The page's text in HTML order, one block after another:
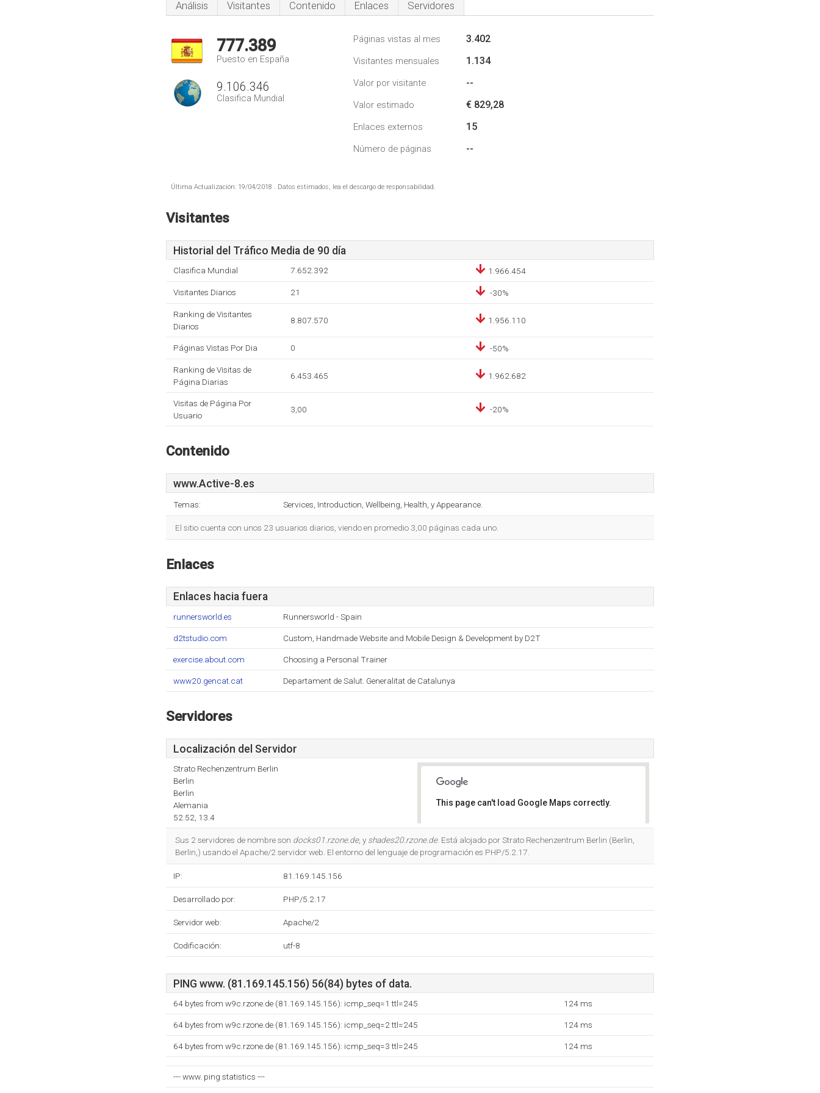
Análisis Visitantes Contenido Enlaces Servidores
777.389
Puesto en España
9.106.346
Clasifica Mundial
Páginas vistas al mes 3.402
Visitantes mensuales 1.134
Valor por visitante --
Valor estimado € 829,28
Enlaces externos 15
Número de páginas --
Última Actualización: 19/04/2018 . Datos estimados, lea el descargo de responsabilidad.
Visitantes
Historial del Tráfico Media de 90 día
Clasifica Mundial 7.652.392 1.966.454
Visitantes Diarios 21 -30%
Ranking de Visitantes
Diarios
8.807.570 1.956.110
Páginas Vistas Por Dia 0 -50%
Ranking de Visitas de
Página Diarias
6.453.465 1.962.682
Visitas de Página Por
Usuario
3,00 -20%
Contenido
www.Active-8.es
Temas: Services, Introduction, Wellbeing, Health, y Appearance.
El sitio cuenta con unos 23 usuarios diarios, viendo en promedio 3,00 páginas cada uno.
Enlaces
Enlaces hacia fuera
runnersworld.es Runnersworld - Spain
d2tstudio.com Custom, Handmade Website and Mobile Design & Development by D2T
exercise.about.com Choosing a Personal Trainer
www20.gencat.cat Departament de Salut. Generalitat de Catalunya
Servidores
Localización del Servidor
Strato Rechenzentrum Berlin
Berlin
Berlin
Alemania
52.52, 13.4
This page can't load Google Maps correctly.
Sus 2 servidores de nombre son docks01.rzone.de, y shades20.rzone.de. Está alojado por Strato Rechenzentrum Berlin (Berlin,
Berlin,) usando el Apache/2 servidor web. El entorno del lenguaje de programación es PHP/5.2.17.
IP: 81.169.145.156
Desarrollado por: PHP/5.2.17
Servidor web: Apache/2
Codificación: utf-8
PING www. (81.169.145.156) 56(84) bytes of data.
64 bytes from w9c.rzone.de (81.169.145.156): icmp_seq=1 ttl=245 124 ms
64 bytes from w9c.rzone.de (81.169.145.156): icmp_seq=2 ttl=245 124 ms
64 bytes from w9c.rzone.de (81.169.145.156): icmp_seq=3 ttl=245 124 ms
--- www. ping statistics ---